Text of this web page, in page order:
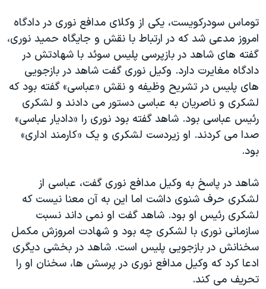
توماس سودرکویست، یکی از وکلای مدافع نوری در دادگاه
امروز مدعی شد که در ارتباط با نقش و جایگاه حمید نوری،
گفته های شاهد در بازپرسی پلیس سوئد با شهادتش در
دادگاه مغایرت دارد. وکیل نوری گفت شاهد در بازجویی
های پلیس در تشریح وظیفه و نقش «عباسی» گفته بود که
لشکری و ناصریان به عباسی دستور می دادند و لشکری
رئیس عباسی بود. شاهد گفته بود نوری را «دادیار عباسی»
صدا می کردند. او زیردست لشکری و یک «کارمند اداری»
بود.
شاهد در پاسخ به وکیل مدافع نوری گفت، عباسی از
لشکری حرف شنوی داشت اما این به آن معنا نیست که
لشکری رئیس او بود. شاهد گفت او نمی داند نسبت
سازمانی نوری با لشکری چه بود و شهادت امروزش مکمل
سخنانش در بازجویی پلیس است. شاهد در بخشی دیگری
ادعا کرد که وکیل مدافع نوری در پرسش ها، سخنان او را
تحریف می کند.